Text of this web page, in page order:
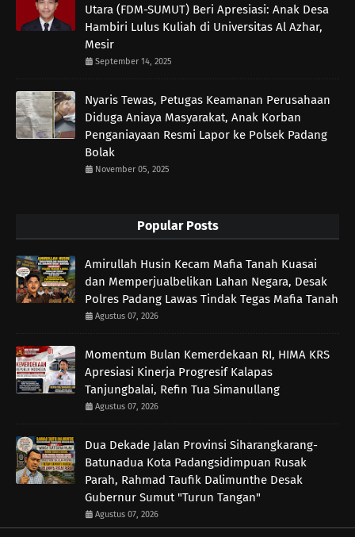
Utara (FDM-SUMUT) Beri Apresiasi: Anak Desa
Hambiri Lulus Kuliah di Universitas Al Azhar,
Mesir
September 14, 2025
Nyaris Tewas, Petugas Keamanan Perusahaan
Diduga Aniaya Masyarakat, Anak Korban
Penganiayaan Resmi Lapor ke Polsek Padang
Bolak
November 05, 2025
Popular Posts
Amirullah Husin Kecam Mafia Tanah Kuasai
dan Memperjualbelikan Lahan Negara, Desak
Polres Padang Lawas Tindak Tegas Mafia Tanah
Agustus 07, 2026
Momentum Bulan Kemerdekaan RI, HIMA KRS
Apresiasi Kinerja Progresif Kalapas
Tanjungbalai, Refin Tua Simanullang
Agustus 07, 2026
Dua Dekade Jalan Provinsi Siharangkarang-
Batunadua Kota Padangsidimpuan Rusak
Parah, Rahmad Taufik Dalimunthe Desak
Gubernur Sumut "Turun Tangan"
Agustus 07, 2026